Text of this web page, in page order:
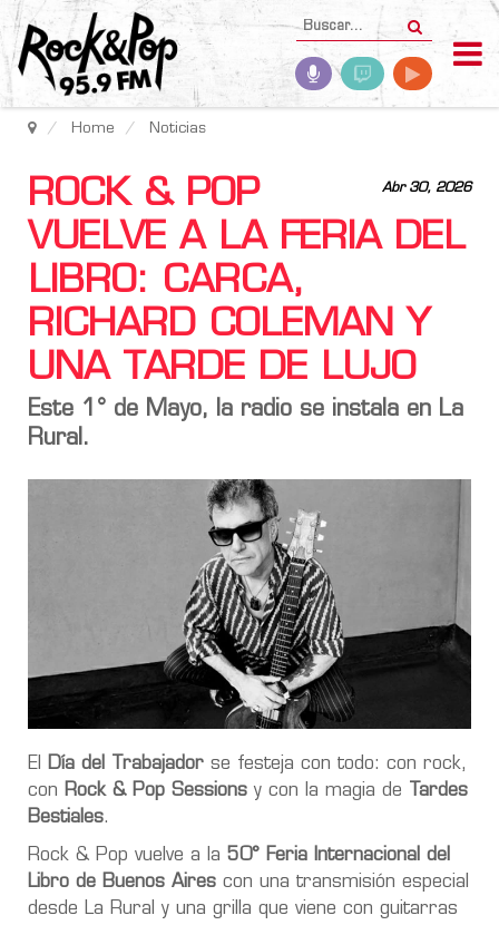
Home Noticias
Abr 30, 2026
ROCK & POP
VUELVE A LA FERIA DEL
LIBRO: CARCA,
RICHARD COLEMAN Y
UNA TARDE DE LUJO
Este 1° de Mayo, la radio se instala en La
Rural.
El Día del Trabajador se festeja con todo: con rock,
con Rock & Pop Sessions y con la magia de
Tardes
Bestiales.
Rock & Pop vuelve a la 50° Feria Internacional del
Libro de Buenos Aires con una transmisión especial
desde La Rural y una grilla que viene con guitarras